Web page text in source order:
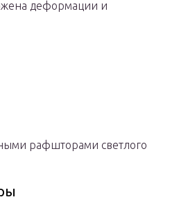
деформации и
рафшторами светлого